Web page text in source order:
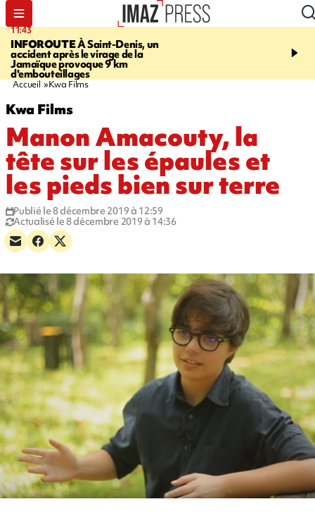
11:43
INFOROUTEÀ Saint-Denis, un
accident après le virage de la
Jamaïque provoque 9 km
d'embouteillages
11:20
de nouilles pimentées
Accueil Kwa Films
Kwa Films
Manon Amacouty, la
tête sur les épaules et
les pieds bien sur terre
Publié le 8 décembre 2019 à 12:59
Actualisé le 8 décembre 2019 à 14:36